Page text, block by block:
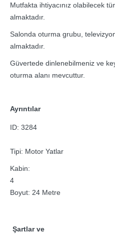
Mutfakta ihtiyacınız olabilecek
almaktadır.
Salonda oturma grubu,
almaktadır.
Güvertede dinlenebilmeniz ve
oturma alanı mevcuttur.
Ayrıntılar
ID: 3284
Tipi: Motor Yatlar
Kabin:
Boyut: 24 Metre
Şartlar ve